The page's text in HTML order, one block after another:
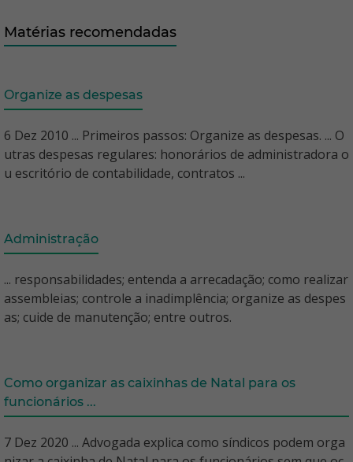
Matérias recomendadas
Organize as despesas
6 Dez 2010 ... Primeiros passos: Organize as despesas. ... O
utras despesas regulares: honorários de administradora o
u escritório de contabilidade, contratos ...
Administração
... responsabilidades; entenda a arrecadação; como realizar
assembleias; controle a inadimplência; organize as despes
as; cuide de manutenção; entre outros.
Como organizar as caixinhas de Natal para os
funcionários ...
7 Dez 2020 ... Advogada explica como síndicos podem orga